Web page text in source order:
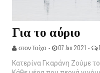
Για το αύριο
στον Τοίχο - 07 Jan 2021 -
Κατερίνα Γκαράνη Ζούμε